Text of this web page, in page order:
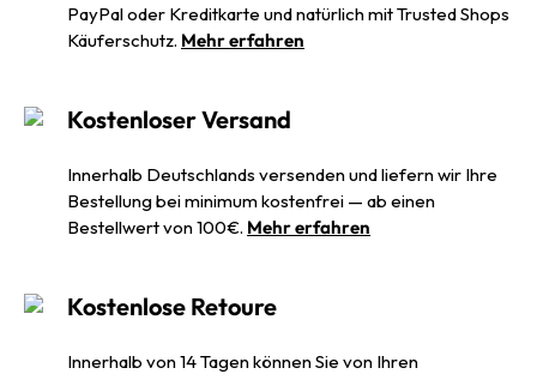
PayPal oder Kreditkarte und natürlich mit Trusted Shops
Käuferschutz. Mehr erfahren
Kostenloser Versand
Innerhalb Deutschlands versenden und liefern wir Ihre
Bestellung bei minimum kostenfrei — ab einen
Bestellwert von 100€. Mehr erfahren
Kostenlose Retoure
Innerhalb von 14 Tagen können Sie von Ihren